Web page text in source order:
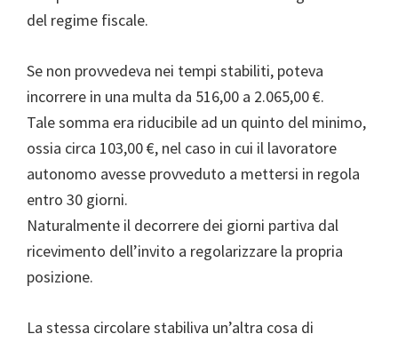
del regime fiscale.
Se non provvedeva nei tempi stabiliti, poteva
incorrere in una multa da 516,00 a 2.065,00 €.
Tale somma era riducibile ad un quinto del minimo,
ossia circa 103,00 €, nel caso in cui il lavoratore
autonomo avesse provveduto a mettersi in regola
entro 30 giorni.
Naturalmente il decorrere dei giorni partiva dal
ricevimento dell’invito a regolarizzare la propria
posizione.
La stessa circolare stabiliva un’altra cosa di